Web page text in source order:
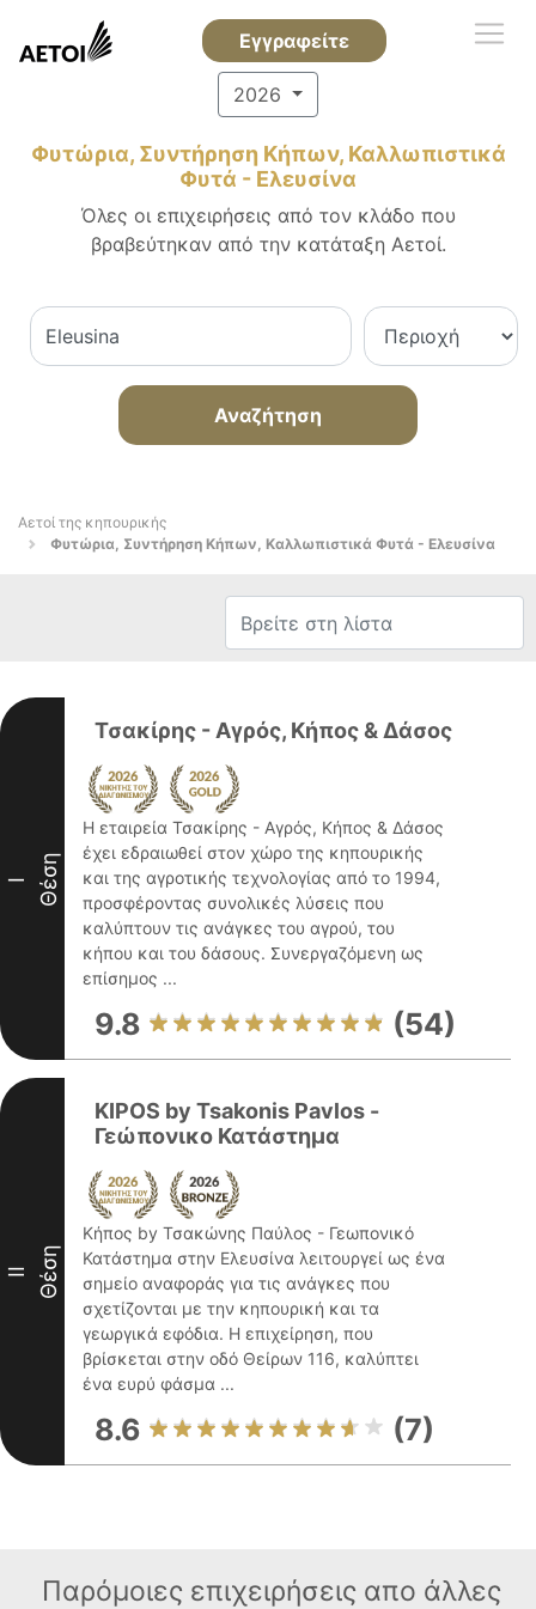
Εγγραφείτε
2026
Φυτώρια, Συντήρηση Κήπων, Καλλωπιστικά
Φυτά - Ελευσίνα
Όλες οι επιχειρήσεις από τον κλάδο που
βραβεύτηκαν από την κατάταξη Αετοί.
Αναζήτηση
Αετοί της κηπουρικής
Φυτώρια, Συντήρηση Κήπων, Καλλωπιστικά Φυτά - Ελευσίνα
I Θέση
Τσακίρης - Αγρός, Κήπος & Δάσος
Η εταιρεία Τσακίρης - Αγρός, Κήπος & Δάσος
έχει εδραιωθεί στον χώρο της κηπουρικής
και της αγροτικής τεχνολογίας από το 1994,
προσφέροντας συνολικές λύσεις που
καλύπτουν τις ανάγκες του αγρού, του
κήπου και του δάσους. Συνεργαζόμενη ως
επίσημος ...
9.8 (54)
II Θέση
KIPOS by Tsakonis Pavlos -
Γεώπονικο Κατάστημα
Κήπος by Τσακώνης Παύλος - Γεωπονικό
Κατάστημα στην Ελευσίνα λειτουργεί ως ένα
σημείο αναφοράς για τις ανάγκες που
σχετίζονται με την κηπουρική και τα
γεωργικά εφόδια. Η επιχείρηση, που
βρίσκεται στην οδό Θείρων 116, καλύπτει
ένα ευρύ φάσμα ...
8.6 (7)
Παρόμοιες επιχειρήσεις απο άλλες